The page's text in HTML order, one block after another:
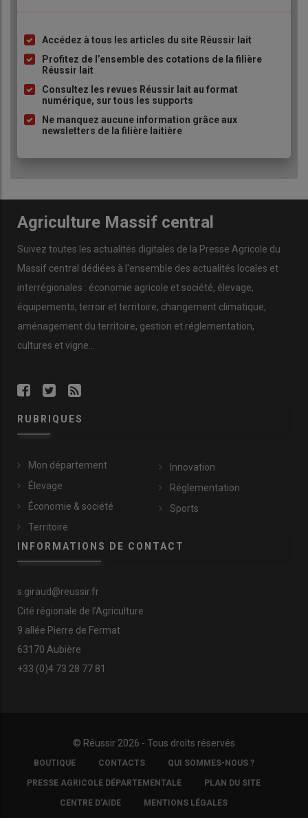
Liste
à
puce
Accédez à tous les articles du site Réussir lait
Profitez de l’ensemble des cotations de la filière
Réussir lait
Consultez les revues Réussir lait au format
numérique, sur tous les supports
Ne manquez aucune information grâce aux
newsletters de la filière laitière
Agriculture Massif central
Suivez toutes les actualités digitales de la Presse Agricole du
Massif central dédiées à l'ensemble des actualités locales et
interrégionales : économie agricole et société, élevage,
équipements, terroir et territoire, changement climatique,
aménagement du territoire, gestion et réglementation,
cultures et vigne...
RUBRIQUES
Mon département
Élevage
Économie & société
Territoire
Innovation
Réglementation
Sports
INFORMATIONS DE CONTACT
s.giraud@reussir.fr
Cité régionale de l’Agriculture
9 allée Pierre de Fermat
63170 Aubière
+33 (0)4 73 28 77 81
© Réussir 2026 - Tous droits réservés
FOOTER
COPYRIGHT
BOUTIQUE CONTACTS QUI SOMMES-NOUS ?
PRESSE AGRICOLE DÉPARTEMENTALE PLAN DU SITE
CENTRE D'AIDE MENTIONS LÉGALES